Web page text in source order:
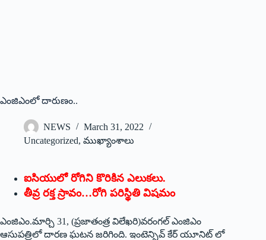
ఎం‌జిఎంలో దారుణం..
NEWS
March 31, 2022
Uncategorized, ముఖ్యాంశాలు
ఐసియులో రోగిని కొరికిన ఎలుకలు.
తీవ్ర రక్త స్రావం…రోగి పరిస్థితి విషమం
ఎంజిఎం.మార్చి 31, (ప్రజాతంత్ర విలేఖరి)వరంగల్‌ ఎం‌జిఎం
ఆసుపత్రిలో దారణ ఘటన జరిగింది. ఇంటెన్సివ్‌ ‌కేర్‌ ‌యూనిట్‌ ‌లో